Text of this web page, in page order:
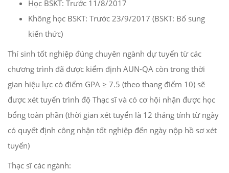
Học BSKT: Trước 11/8/2017
Không học BSKT: Trước 23/9/2017 (BSKT: Bổ sung
kiến thức)
Thí sinh tốt nghiệp đúng chuyên ngành dự tuyển từ các
chương trình đã được kiểm định AUN-QA còn trong thời
gian hiệu lực có điểm GPA ≥ 7.5 (theo thang điểm 10) sẽ
được xét tuyển trình độ Thạc sĩ và có cơ hội nhận được học
bổng toàn phần (thời gian xét tuyển là 12 tháng tính từ ngày
có quyết định công nhận tốt nghiệp đến ngày nộp hồ sơ xét
tuyển)
Thạc sĩ các ngành: